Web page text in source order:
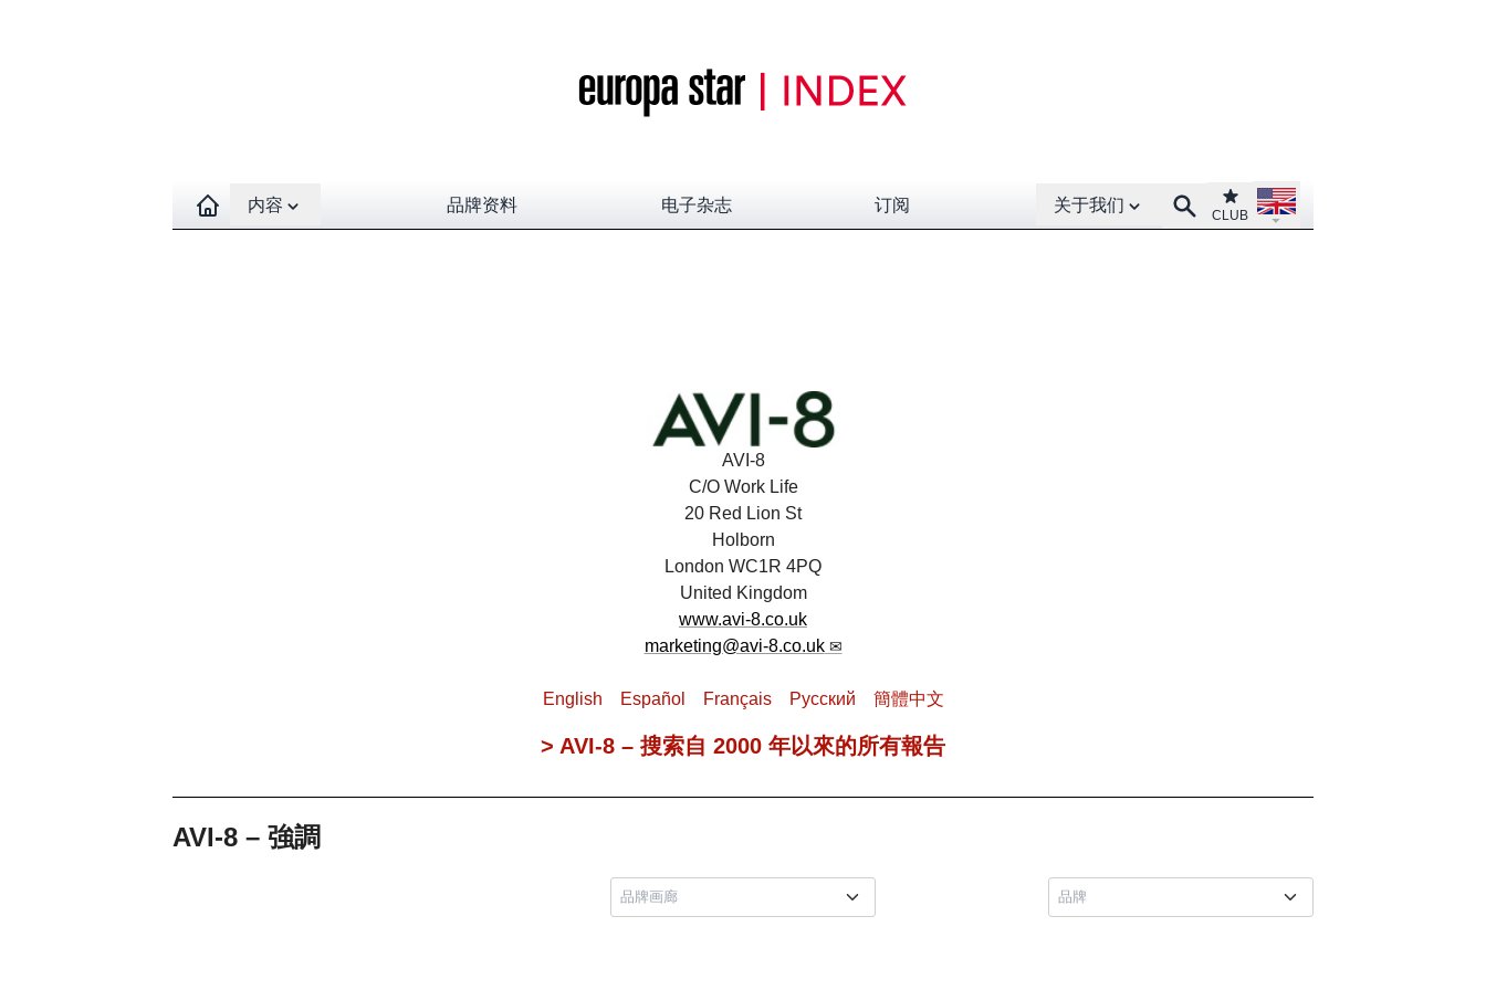
Open contents menu
内容 品牌资料 电子杂志 订阅
Open About menu
关于我们 SearchClub
CLUB
Open language menu
AVI-8
C/O Work Life
20 Red Lion St
Holborn
London WC1R 4PQ
United Kingdom
www.avi-8.co.uk
marketing@avi-8.co.uk
English Español Français Pусский 簡體中文
> AVI-8 – 搜索自 2000 年以來的所有報告
AVI-8 – 強調